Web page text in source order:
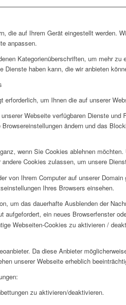
die auf Ihrem Gerät eingestellt werden.
anpassen.
Kategorienüberschriften, um mehr
Dienste haben kann, die wir anbieten
erforderlich, um Ihnen die auf unserer
Webseite verfügbaren Dienste
ändern und das
wenn Sie Cookies ablehnen
Cookies zulassen, um unsere
von Ihrem Computer auf unserer
Ihres Browsers einsehen.
um das dauerhafte Ausblenden der
aufgefordert, ein neues Browserfenster
Webseiten-Cookies zu aktivieren /
Da diese Anbieter
unserer Webseite erheblich
zu aktivieren/deaktivieren.